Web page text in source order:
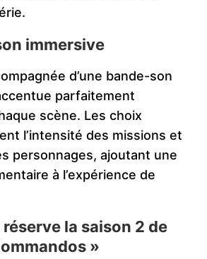
immersive
d’une bande-son
parfaitement
scène. Les choix
l’intensité des missions et
personnages, ajoutant une
à l’expérience de
la saison 2 de
»